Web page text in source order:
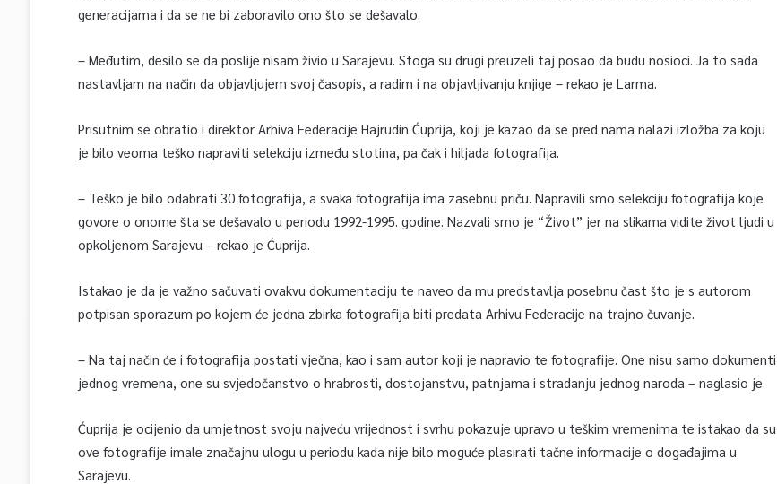
generacijama i da se ne bi zaboravilo ono što se dešavalo.
– Međutim, desilo se da poslije nisam živio u Sarajevu. Stoga su drugi preuzeli taj posao da budu nosioci. Ja to sada
nastavljam na način da objavljujem svoj časopis, a radim i na objavljivanju knjige – rekao je Larma.
Prisutnim se obratio i direktor Arhiva Federacije Hajrudin Ćuprija, koji je kazao da se pred nama nalazi izložba za koju
je bilo veoma teško napraviti selekciju između stotina, pa čak i hiljada fotografija.
– Teško je bilo odabrati 30 fotografija, a svaka fotografija ima zasebnu priču. Napravili smo selekciju fotografija koje
govore o onome šta se dešavalo u periodu 1992-1995. godine. Nazvali smo je “Život” jer na slikama vidite život ljudi u
opkoljenom Sarajevu – rekao je Ćuprija.
Istakao je da je važno sačuvati ovakvu dokumentaciju te naveo da mu predstavlja posebnu čast što je s autorom
potpisan sporazum po kojem će jedna zbirka fotografija biti predata Arhivu Federacije na trajno čuvanje.
– Na taj način će i fotografija postati vječna, kao i sam autor koji je napravio te fotografije. One nisu samo dokumenti
jednog vremena, one su svjedočanstvo o hrabrosti, dostojanstvu, patnjama i stradanju jednog naroda – naglasio je.
Ćuprija je ocijenio da umjetnost svoju najveću vrijednost i svrhu pokazuje upravo u teškim vremenima te istakao da su
ove fotografije imale značajnu ulogu u periodu kada nije bilo moguće plasirati tačne informacije o događajima u
Sarajevu.